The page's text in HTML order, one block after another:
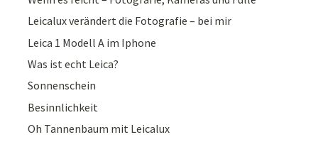
Leicalux verändert die Fotografie – bei mir
Leica 1 Modell A im Iphone
Was ist echt Leica?
Sonnenschein
Besinnlichkeit
Oh Tannenbaum mit Leicalux